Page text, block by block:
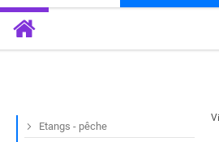
Etangs - pêche